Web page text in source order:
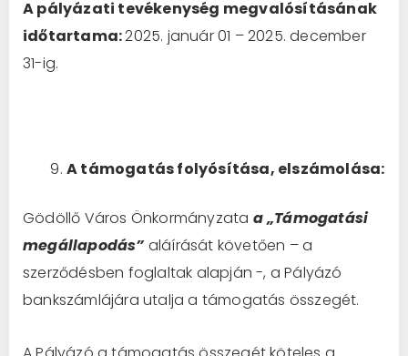
A pályázati tevékenység megvalósításának
időtartama:2025. január 01 – 2025. december
31-ig.
A támogatás folyósítása, elszámolása:
Gödöllő Város Önkormányzata a „Támogatási
megállapodás”aláírását követően – a
szerződésben foglaltak alapján -, a Pályázó
bankszámlájára utalja a támogatás összegét.